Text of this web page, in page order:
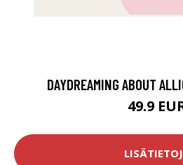
DAYDREAMING ABOUT
49.9